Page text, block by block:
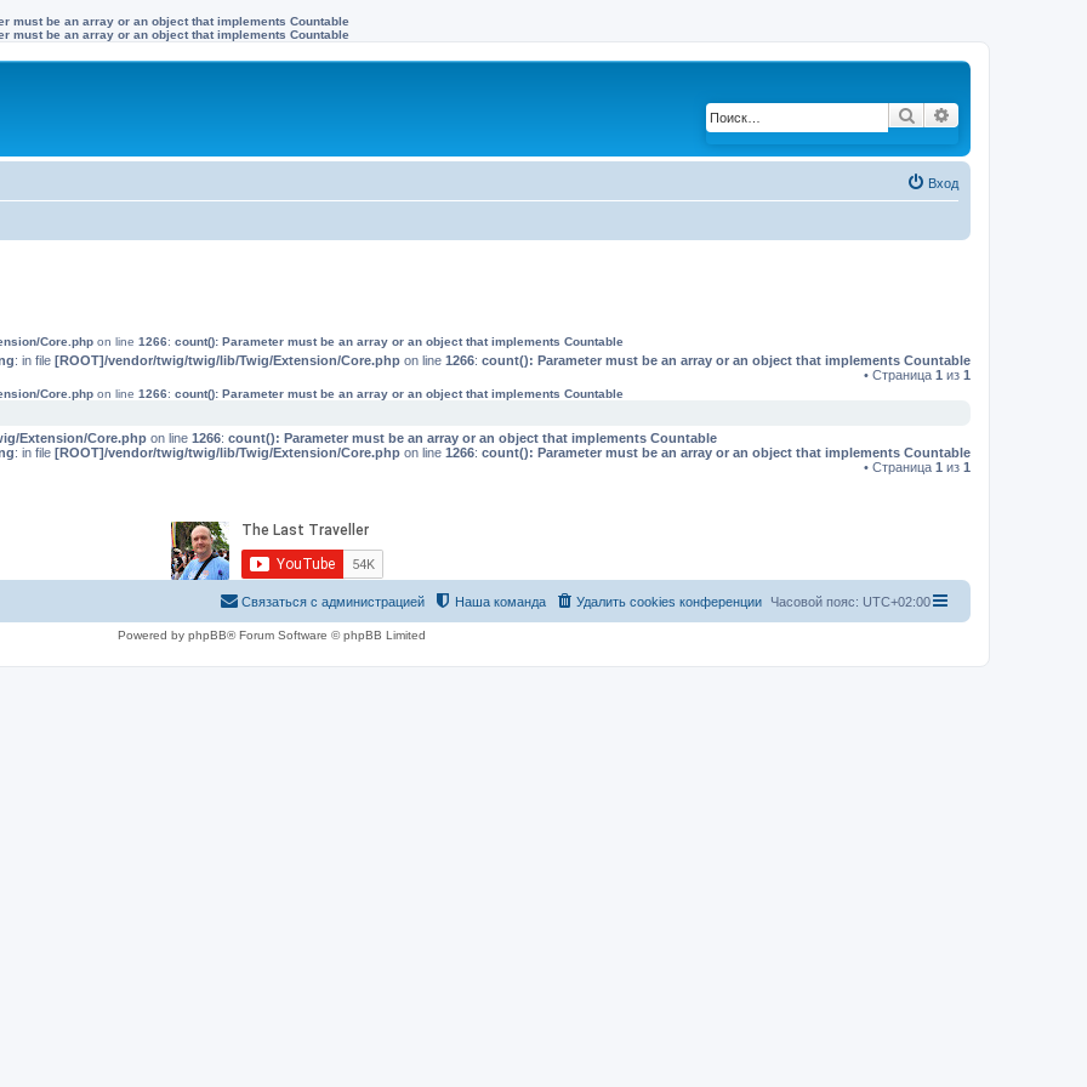
must be an array or an object that implements Countable
must be an array or an object that implements Countable
Поиск
Вход
Core.php on line 1266: count(): Parameter must be an array or an object that implements Countable
: in file [ROOT]/vendor/twig/twig/lib/Twig/Extension/Core.php on line 1266: count(): Parameter must be an array or an object that implements Countable
• Страница 1 из 1
Core.php on line 1266: count(): Parameter must be an array or an object that implements Countable
Extension/Core.php on line 1266: count(): Parameter must be an array or an object that implements Countable
: in file [ROOT]/vendor/twig/twig/lib/Twig/Extension/Core.php on line 1266: count(): Parameter must be an array or an object that implements Countable
• Страница 1 из 1
Часовой пояс: UTC+02:00
Удалить cookies конференции
Наша команда
Связаться с администрацией
Powered by phpBB® Forum Software © phpBB Limited